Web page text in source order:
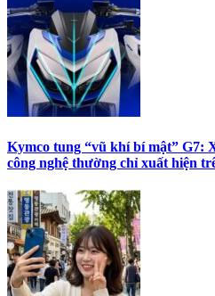
Kymco tung “vũ khí bí mật” G7:
công nghệ thường chỉ xuất hiện